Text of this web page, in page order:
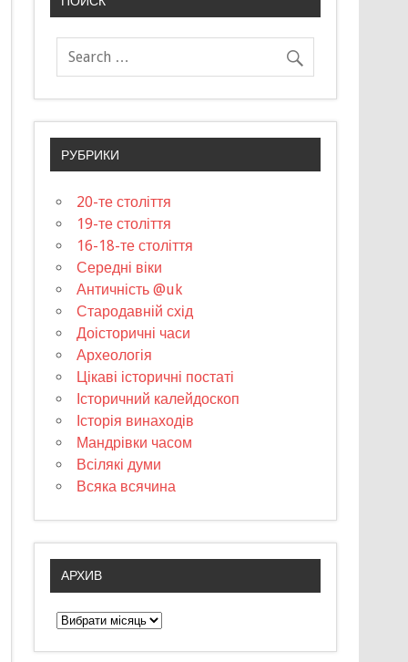
РУБРИКИ
20-те століття
19-те століття
16-18-те століття
Середні віки
Античність @uk
Стародавній схід
Доісторичні часи
Археологія
Цікаві історичні постаті
Історичний калейдоскоп
Історія винаходів
Мандрівки часом
Всілякі думи
Всяка всячина
АРХИВ
А
р
х